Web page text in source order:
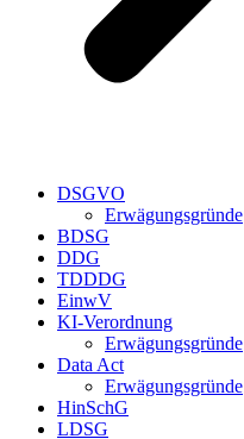
DSGVO
Erwägungsgründe
BDSG
DDG
TDDDG
EinwV
KI-Verordnung
Erwägungsgründe
Data Act
Erwägungsgründe
HinSchG
LDSG